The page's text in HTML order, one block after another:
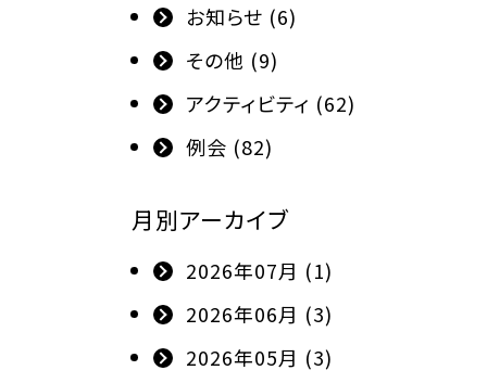
お知らせ (6)
その他 (9)
アクティビティ (62)
例会 (82)
月別アーカイブ
2026年07月 (1)
2026年06月 (3)
2026年05月 (3)